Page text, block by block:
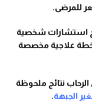
للمرضى.
استشارات شخصية
علاجية مخصصة
نتائج ملحوظة
الجبهة.